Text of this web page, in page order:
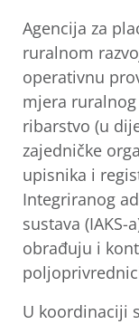
Agencija za
ruralnom
operativnu
mjera
ribarstvo (u
zajedničke
upisnika i
Integriranog
sustava
obrađuju i
U koordinaciji